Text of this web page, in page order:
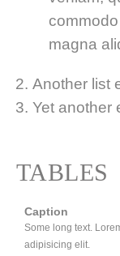
magna
Another list
Yet another
TABLES
Caption
Some long text.
adipisicing elit.